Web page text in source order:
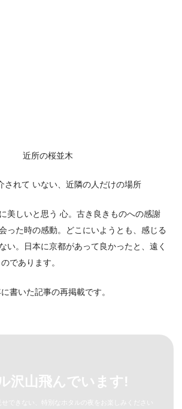
近所の桜並木
されて いない、近隣の人だけの場所
美しいと思う 心。古き良きものへの感謝
った時の感動。どこにいようとも、感じる
い。日本に京都があって良かったと、遠く
であります。
書いた記事の再掲載です。
沢山飛んでいます!
せできない、特別なホタルの夜をお楽しみください